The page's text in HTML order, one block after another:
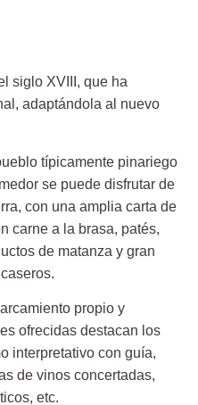
siglo XVIII, que ha
adaptándola al nuevo
típicamente pinariego
se puede disfrutar de
con una amplia carta de
carne a la brasa, patés,
de matanza y gran
propio y
ofrecidas destacan los
interpretativo con guía,
de vinos concertadas,
etc.